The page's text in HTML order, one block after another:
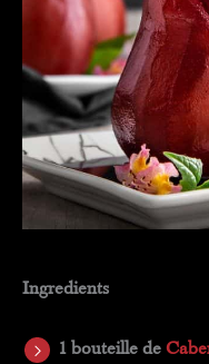
Ingredients
1 bouteille de